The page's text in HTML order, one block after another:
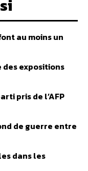
au moins un
des expositions
pris de l’AFP
de guerre entre
dans les